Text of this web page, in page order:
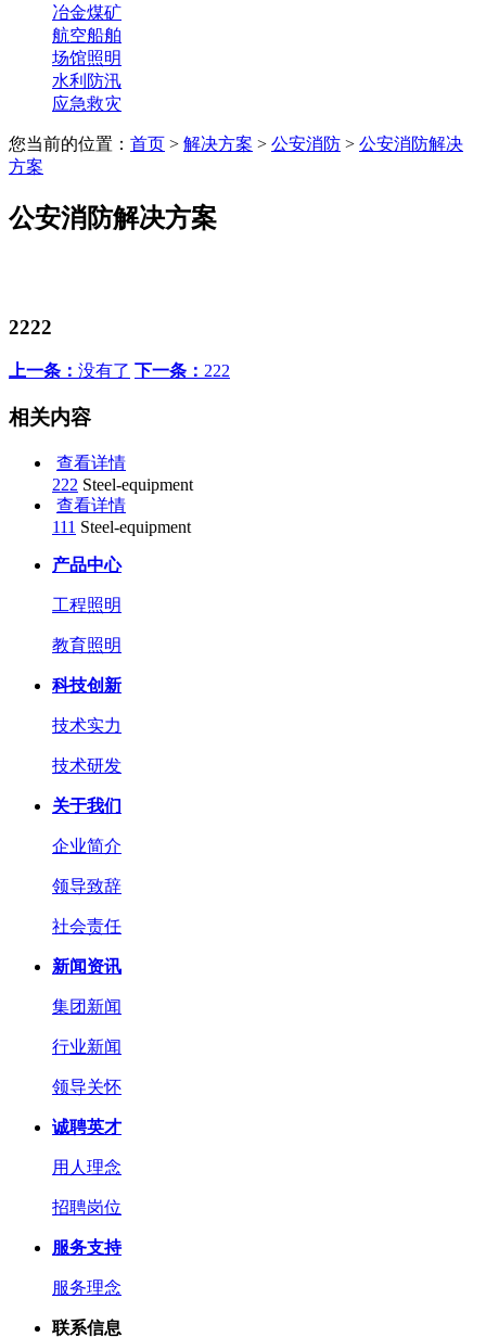
冶金煤矿
航空船舶
场馆照明
水利防汛
应急救灾
您当前的位置： 首页 > 解决方案 > 公安消防 > 公安消防解决
方案
公安消防解决方案
2222
上一条： 没有了 下一条： 222
相关内容
查看详情
222 Steel-equipment
查看详情
111 Steel-equipment
产品中心
工程照明
教育照明
科技创新
技术实力
技术研发
关于我们
企业简介
领导致辞
社会责任
新闻资讯
集团新闻
行业新闻
领导关怀
诚聘英才
用人理念
招聘岗位
服务支持
服务理念
联系信息